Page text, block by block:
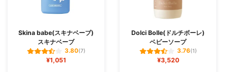
Skina babe(スキナベーブ)
スキナベーブ
3.80(7)
¥1,051
Dolci Bolle(ドルチボーレ)
ベビーソープ
3.76(1)
¥3,520